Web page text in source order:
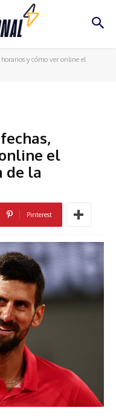
y cómo ver online el
el
de la
Pinterest